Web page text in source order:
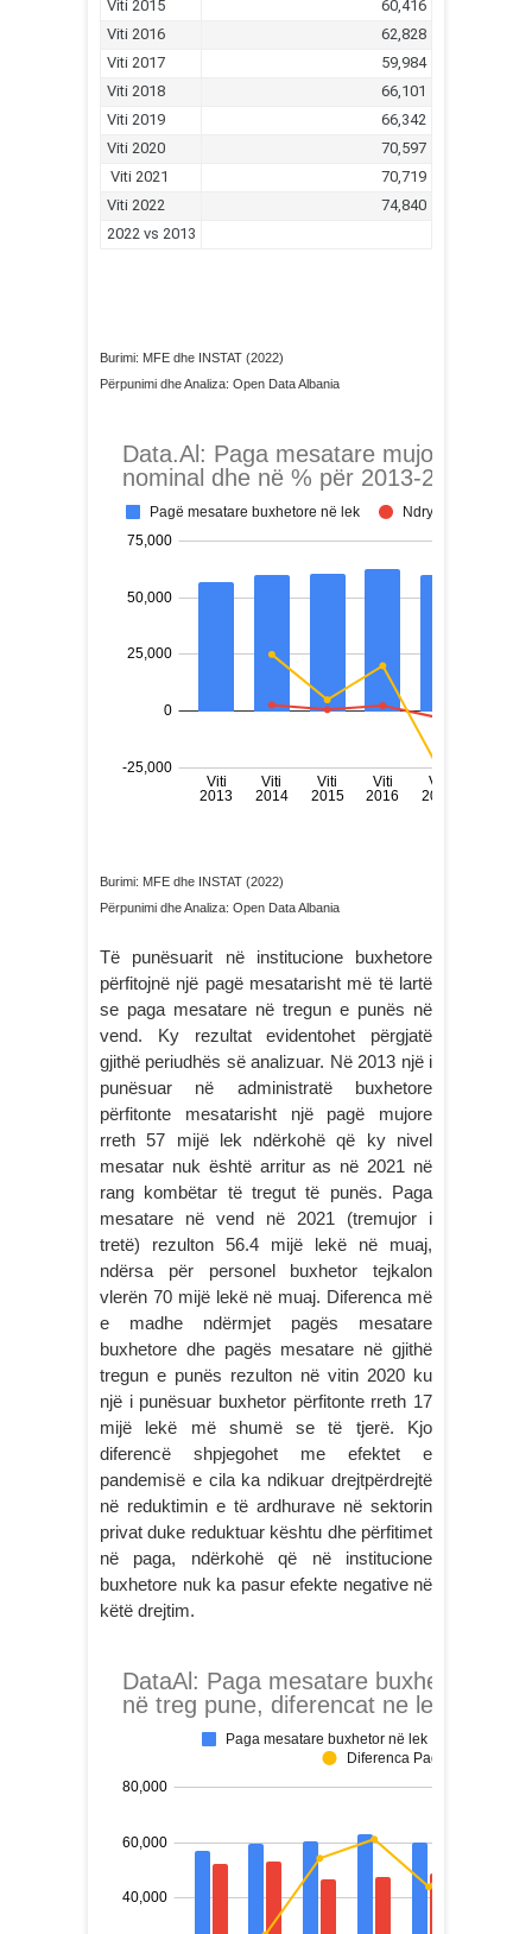
Burimi: MFE dhe INSTAT (2022)
Përpunimi dhe Analiza: Open Data Albania
Burimi: MFE dhe INSTAT (2022)
Përpunimi dhe Analiza: Open Data Albania
Të punësuarit në institucione buxhetore
përfitojnë një pagë mesatarisht më të lartë
se paga mesatare në tregun e punës në
vend. Ky rezultat evidentohet përgjatë
gjithë periudhës së analizuar. Në 2013 një i
punësuar në administratë buxhetore
përfitonte mesatarisht një pagë mujore
rreth 57 mijë lek ndërkohë që ky nivel
mesatar nuk është arritur as në 2021 në
rang kombëtar të tregut të punës. Paga
mesatare në vend në 2021 (tremujor i
tretë) rezulton 56.4 mijë lekë në muaj,
ndërsa për personel buxhetor tejkalon
vlerën 70 mijë lekë në muaj. Diferenca më
e madhe ndërmjet pagës mesatare
buxhetore dhe pagës mesatare në gjithë
tregun e punës rezulton në vitin 2020 ku
një i punësuar buxhetor përfitonte rreth 17
mijë lekë më shumë se të tjerë. Kjo
diferencë shpjegohet me efektet e
pandemisë e cila ka ndikuar drejtpërdrejtë
në reduktimin e të ardhurave në sektorin
privat duke reduktuar kështu dhe përfitimet
në paga, ndërkohë që në institucione
buxhetore nuk ka pasur efekte negative në
këtë drejtim.